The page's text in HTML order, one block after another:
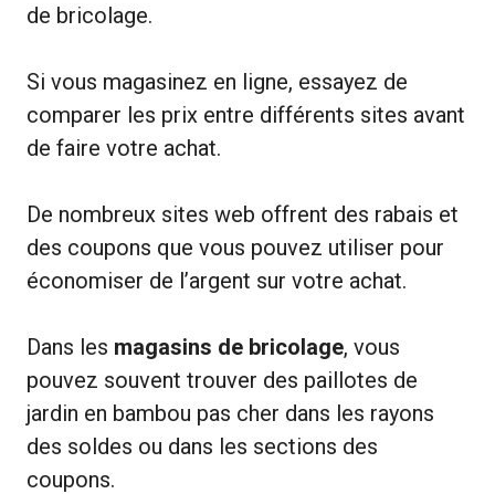
de bricolage.
Si vous magasinez en ligne, essayez de
comparer les prix entre différents sites avant
de faire votre achat.
De nombreux sites web offrent des rabais et
des coupons que vous pouvez utiliser pour
économiser de l’argent sur votre achat.
Dans les magasins de bricolage, vous
pouvez souvent trouver des paillotes de
jardin en bambou pas cher dans les rayons
des soldes ou dans les sections des
coupons.